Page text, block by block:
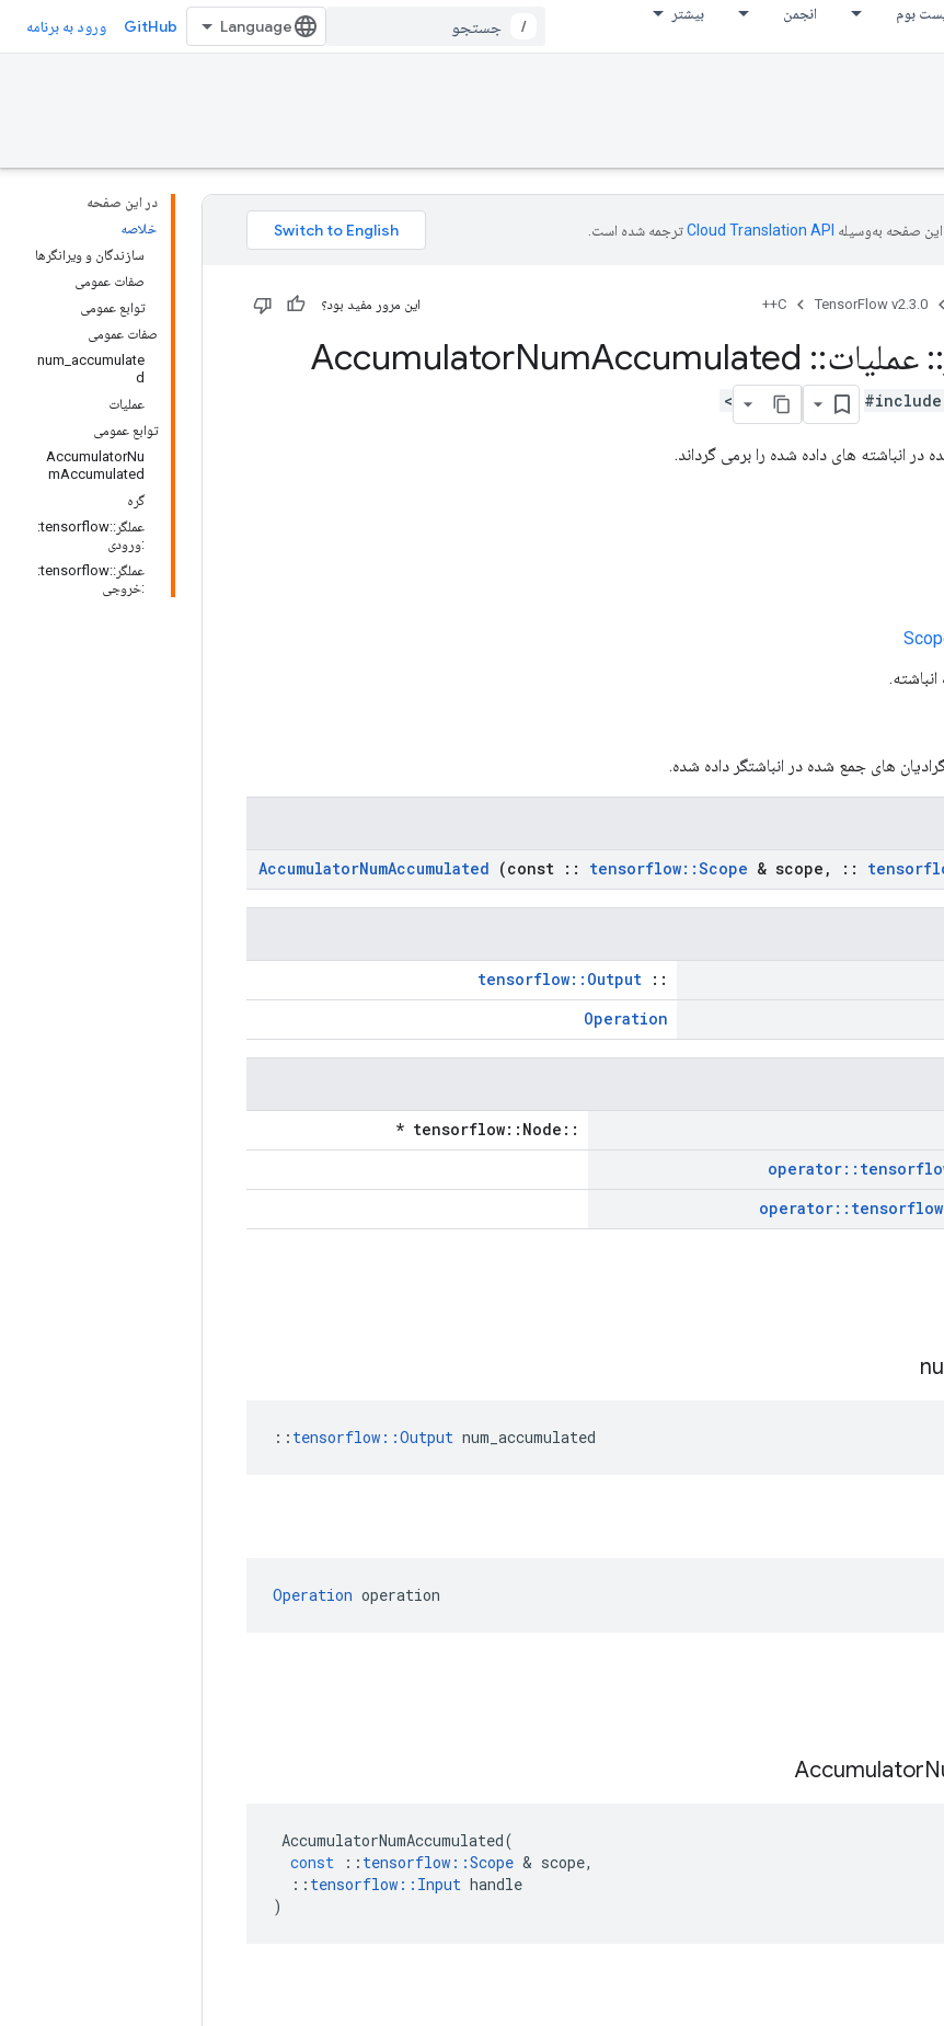
بوم انجمن بیشتر
/
GitHub ورود به برنامه
در این صفحه
خلاصه
سازندگان و ویرانگرها
صفات عمومی
توابع عمومی
صفات عمومی
num_accumulate
d
عملیات
توابع عمومی
AccumulatorNu
mAccumulated
گره
عملگر::tensorflow:
:ورودی
عملگر::tensorflow:
:خروجی
این صفحه به‌وسیله ترجمه شده است.
TensorFlow v2.3.0
C++ این مرور مفید بود؟
:: عملیات::
NumAccumulated
#include
در انباشته های داده شده را برمی گرداند.
های جمع شده در انباشتگر داده شده.
AccumulatorNumAccumulated (const :: tensorflow::Scope & scope , ::
::
tensorflow::Output
Operation
::tensorflow::Node *
operator::
operator:: tensorflow
:: tensorflow::Output num_accumulated
Operation operation
Accumulator
AccumulatorNumAccumulated(
const
:: tensorflow ::Scope & scope,
:: tensorflow :: Input handle
)